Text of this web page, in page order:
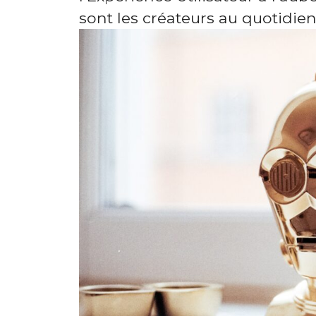
sont les créateurs au